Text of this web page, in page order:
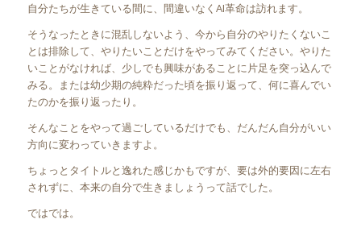
自分たちが生きている間に、間違いなくAI革命は訪れます。
そうなったときに混乱しないよう、今から自分のやりたくないこ
とは排除して、やりたいことだけをやってみてください。やりた
いことがなければ、少しでも興味があることに片足を突っ込んで
みる。または幼少期の純粋だった頃を振り返って、何に喜んでい
たのかを振り返ったり。
そんなことをやって過ごしているだけでも、だんだん自分がいい
方向に変わっていきますよ。
ちょっとタイトルと逸れた感じかもですが、要は外的要因に左右
されずに、本来の自分で生きましょうって話でした。
ではでは。